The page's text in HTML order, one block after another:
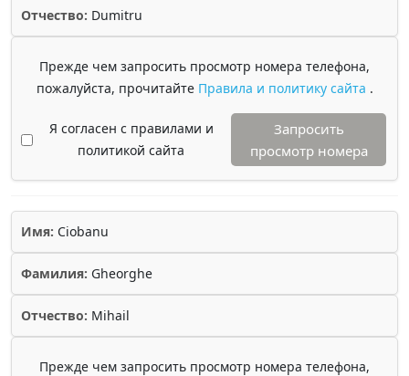
Отчество: Dumitru
Прежде чем запросить просмотр номера телефона,
пожалуйста, прочитайте Правила и политику сайта .
Я согласен с правилами и
политикой сайта
Запросить
просмотр номера
Имя: Ciobanu
Фамилия: Gheorghe
Отчество: Mihail
Прежде чем запросить просмотр номера телефона,